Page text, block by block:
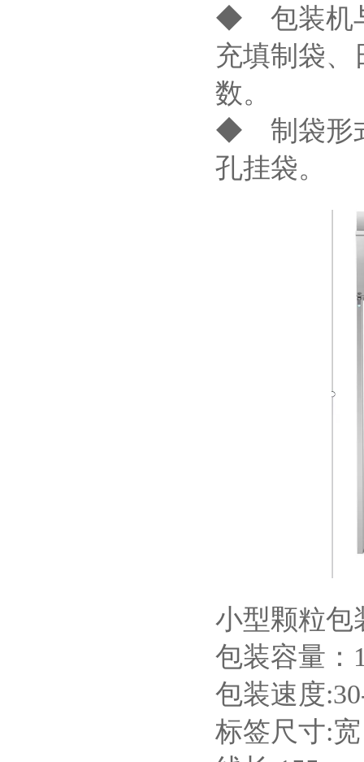
◆ 包装机
充填制袋、
数。
◆ 制袋形
孔挂袋。
小型颗粒包
包装容量：
包装速度
标签尺寸:宽